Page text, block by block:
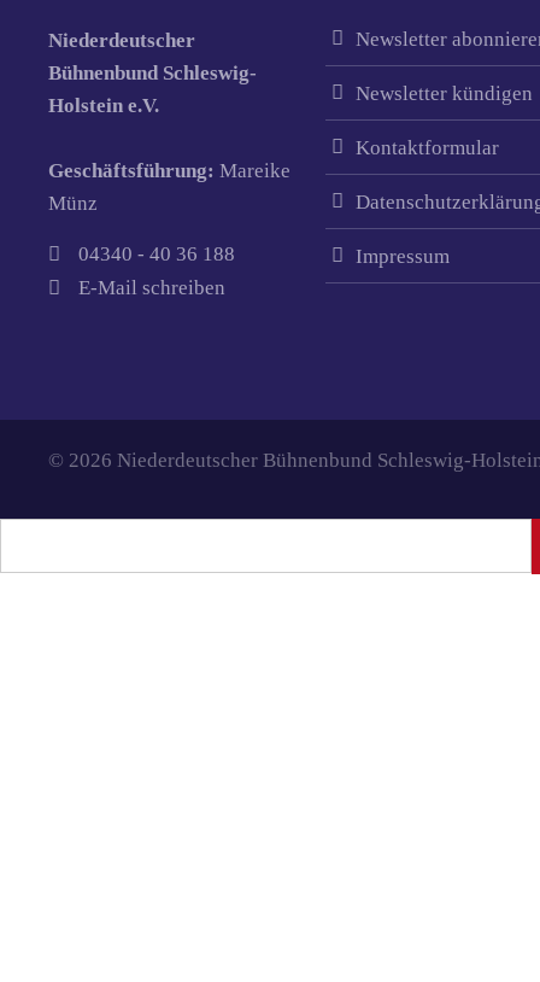
Niederdeutscher
Bühnenbund Schleswig-
Holstein e.V.
Geschäftsführung:Mareike
Münz
04340 - 40 36 188
E-Mail schreiben
Newsletter
Newsletter kündigen
Kontaktformular
Impressum
© 2026 Niederdeutscher Bühnenbund Schleswig-